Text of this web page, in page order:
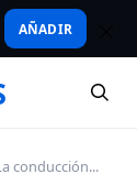
AÑADIR
conducción...